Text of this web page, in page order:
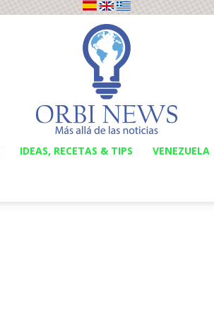
IDEAS, RECETAS & TIPS VENEZUELA